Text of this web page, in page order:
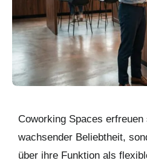
Coworking Spaces
wachsender Beliebtheit,
über ihre Funktion als